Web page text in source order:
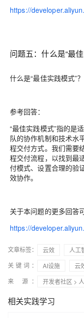
https://
问题五：什么是“最
什么是“最佳实践模式”？
参考回答：
“最佳实践模式”指的是
队的协作机制和技术水
程交付方式。我们需要
程交付流程，以找到最
付模式、设置合理的验
效协作。
关于本问题的更多回答
https://
文章标签： 云效
人工
关键词：
AI设施 云
来 源：
开发者社区 >
相关实践学习